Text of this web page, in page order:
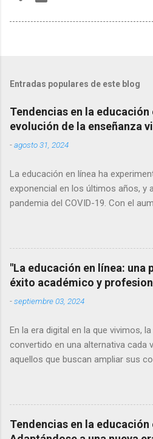
Entradas populares de este blog
Tendencias en la educación
evolución de la enseñanza
-agosto 31, 2024
La educación en línea ha
exponencial en los últimos años, y
pandemia del COVID-19. Con el
a la educación en línea, lo que ha
constante en las formas de
En este artículo, exploraremos
relevantes en la educación en
forma en que adquirimos
uso de dispositivos móviles como
tanto, no es de extrañar que el
las tendencias más importantes en
vez más plataformas de
"La educación en línea: una
éxito académico y
-septiembre 03, 2024
En la era digital en la que vivimos,
convertido en una alternativa cada
aquellos que buscan ampliar sus
virtuales desde cualquier lugar y
educación en línea ofrece una
revolucionado la forma en que
explicaremos algunos de los
Tendencias en la educación